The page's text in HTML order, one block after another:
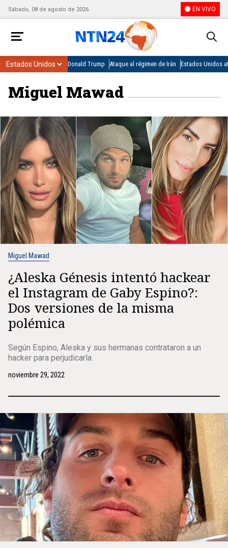
Sábado, 08 de agosto de 2026 EN VIVO
Donald Trump Ataque al régimen de Irán Estados Unidos
Miguel Mawad
Miguel Mawad
¿Aleska Génesis intentó hackear
el Instagram de Gaby Espino?:
Dos versiones de la misma
polémica
Según Espino, Aleska y sus hermanas contrataron a un
hacker para perjudicarla.
noviembre 29, 2022